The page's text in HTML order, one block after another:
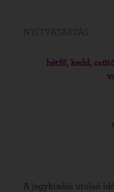
NYITVATARTÁS
hétfő, kedd,
A jegykiadás utolsó